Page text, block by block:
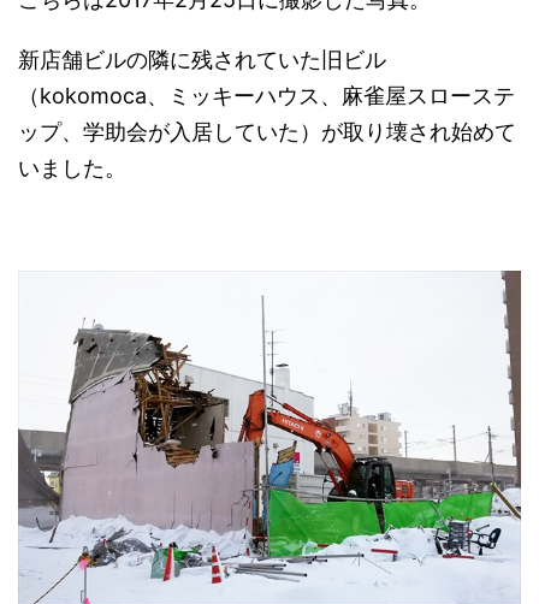
新店舗ビルの隣に残されていた旧ビル
（kokomoca、ミッキーハウス、麻雀屋スローステ
ップ、学助会が入居していた）が取り壊され始めて
いました。